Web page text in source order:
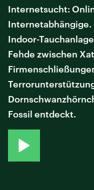
Internetsucht:
Internetabhängige.
Indoor-
Fehde zwischen
Fossil entdeckt.